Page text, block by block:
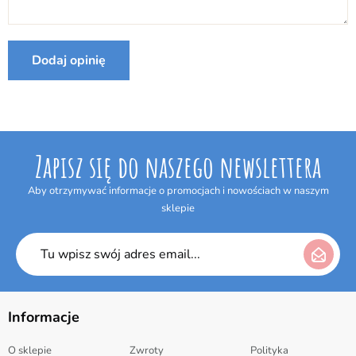
od dnia odebrania przesyłki.
Dodaj opinię
Zapisz się do naszego newslettera
Aby otrzymywać informacje o promocjach i nowościach w naszym
sklepie
Informacje
O sklepie Zwroty Polityka